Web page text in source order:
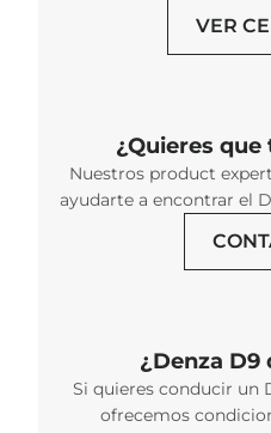
VER
¿Quieres
Nuestros product
ayudarte a encontrar el
¿Denza
Si quieres conducir un
ofrecemos